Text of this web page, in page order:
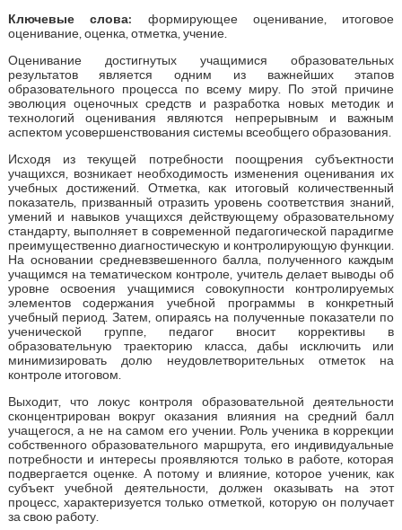
Ключевые слова: формирующее оценивание, итоговое
оценивание, оценка, отметка, учение.
Оценивание достигнутых учащимися образовательных
результатов является одним из важнейших этапов
образовательного процесса по всему миру. По этой причине
эволюция оценочных средств и разработка новых методик и
технологий оценивания являются непрерывным и важным
аспектом усовершенствования системы всеобщего образования.
Исходя из текущей потребности поощрения субъектности
учащихся, возникает необходимость изменения оценивания их
учебных достижений. Отметка, как итоговый количественный
показатель, призванный отразить уровень соответствия знаний,
умений и навыков учащихся действующему образовательному
стандарту, выполняет в современной педагогической парадигме
преимущественно диагностическую и контролирующую функции.
На основании средневзвешенного балла, полученного каждым
учащимся на тематическом контроле, учитель делает выводы об
уровне освоения учащимися совокупности контролируемых
элементов содержания учебной программы в конкретный
учебный период. Затем, опираясь на полученные показатели по
ученической группе, педагог вносит коррективы в
образовательную траекторию класса, дабы исключить или
минимизировать долю неудовлетворительных отметок на
контроле итоговом.
Выходит, что локус контроля образовательной деятельности
сконцентрирован вокруг оказания влияния на средний балл
учащегося, а не на самом его учении. Роль ученика в коррекции
собственного образовательного маршрута, его индивидуальные
потребности и интересы проявляются только в работе, которая
подвергается оценке. А потому и влияние, которое ученик, как
субъект учебной деятельности, должен оказывать на этот
процесс, характеризуется только отметкой, которую он получает
за свою работу.